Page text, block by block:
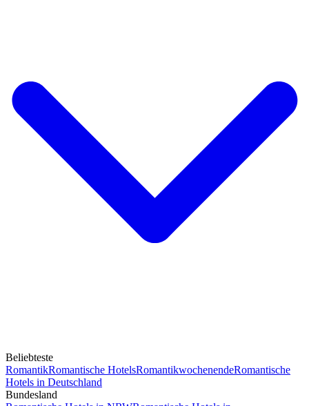
Beliebteste
RomantikRomantische HotelsRomantikwochenendeRomantische
Hotels in Deutschland
Bundesland